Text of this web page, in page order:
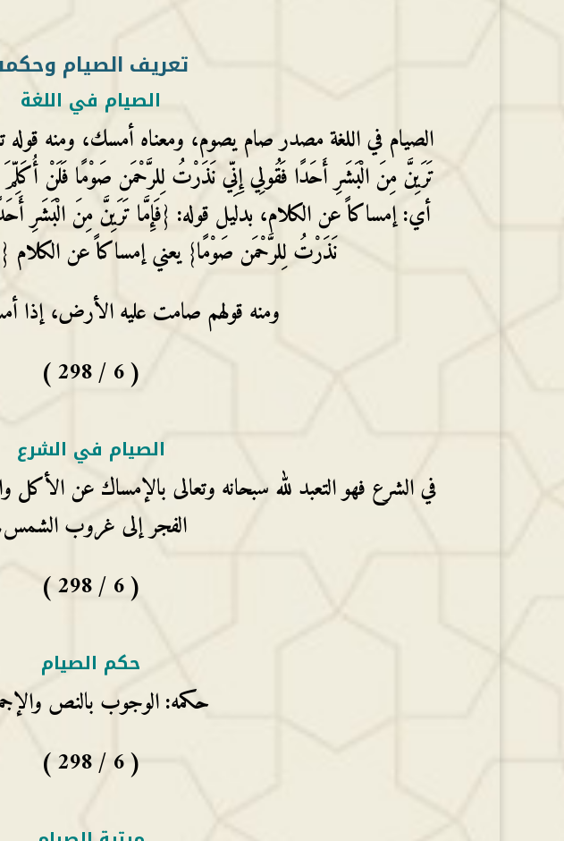
تعريف الصيام
الصيام في اللغة
الصيام في اللغة مصدر صام يصوم، ومعناه أمسك، ومنه قوله
تَرَيِنَّ مِنَ الْبَشَرِ أَحَدًا فَقُولِي إِنِّي نَذَرْتُ لِلرَّحْمَن صَوْمًا فَلَنْ
أي: إمساكاً عن الكلام، بدليل قوله: {فَإِمَّا تَرَيِنَّ مِنَ الْبَشَرِ
نَذَرْتُ لِلرَّحْمَن صَوْمًا} يعني إمساكاً عن الكلام
ومنه قولهم صامت عليه الأرض، إذا
( 6 / 298 )
الصيام في الشرع
في الشرع فهو التعبد لله سبحانه وتعالى بالإمساك عن
الفجر إلى غروب
( 6 / 298 )
حكم الصيام
حكمه: الوجوب بالنص
( 6 / 298 )